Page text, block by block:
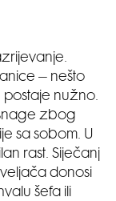
– nešto
postaje nužno.
zbog
sa sobom. U
rast. Siječanj
donosi
šefa ili